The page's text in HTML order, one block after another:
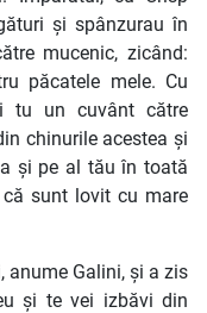
și spânzurau în
mucenic, zicând:
păcatele mele. Cu
tu un cuvânt către
chinurile acestea și
și pe al tău în toată
sunt lovit cu mare
Galini, și a zis
și te vei izbăvi din